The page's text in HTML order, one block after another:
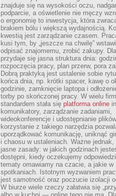
znajduje się na wysokości oczu,
podparcie, a oświetlenie nie męczy
o ergonomię to inwestycja, która
brakiem bólu i większą wydajnością.
kwestią jest zarządzanie czasem.
kusi tym, by „jeszcze na chwilę”
odpisać znajomemu, zrobić zakupy.
przydaje się jasna struktura dnia:
rozpoczęcia pracy, plan przerw, pora
Dobrą praktyką jest ustalenie sobie
końca dnia, np. krótki spacer, kawę o
godzinie, zamknięcie laptopa i
torby po skończonej pracy. W wielu
standardem stała się platforma online
komunikatory, zarządzanie zadaniami,
wideokonferencje i udostępnianie
korzystanie z takiego narzędzia
uporządkować komunikację, uniknąć
i chaosu w ustaleniach. Ważne
jasne zasady: w jakich godzinach
dostępni, kiedy oczekujemy
tematy omawiamy na czacie, a jakie w
spotkaniach. Istotnym wyzwaniem
jest samotność oraz poczucie izolacji
W biurze wiele rzeczy załatwia się